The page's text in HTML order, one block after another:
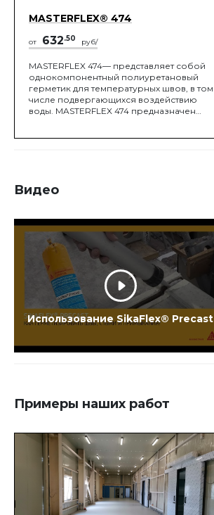
MASTERFLEX® 474
от 632.50 руб/
MASTERFLEX 474— представляет собой
однокомпонентный полиуретановый
герметик для температурных швов, в том
числе подвергающихся воздействию
воды. MASTERFLEX 474 предназначен
стенах и потолках, - герметизации
температурных швов с подвижностью <
25%.
Видео
Использование SikaFlex® Precast
Примеры наших работ